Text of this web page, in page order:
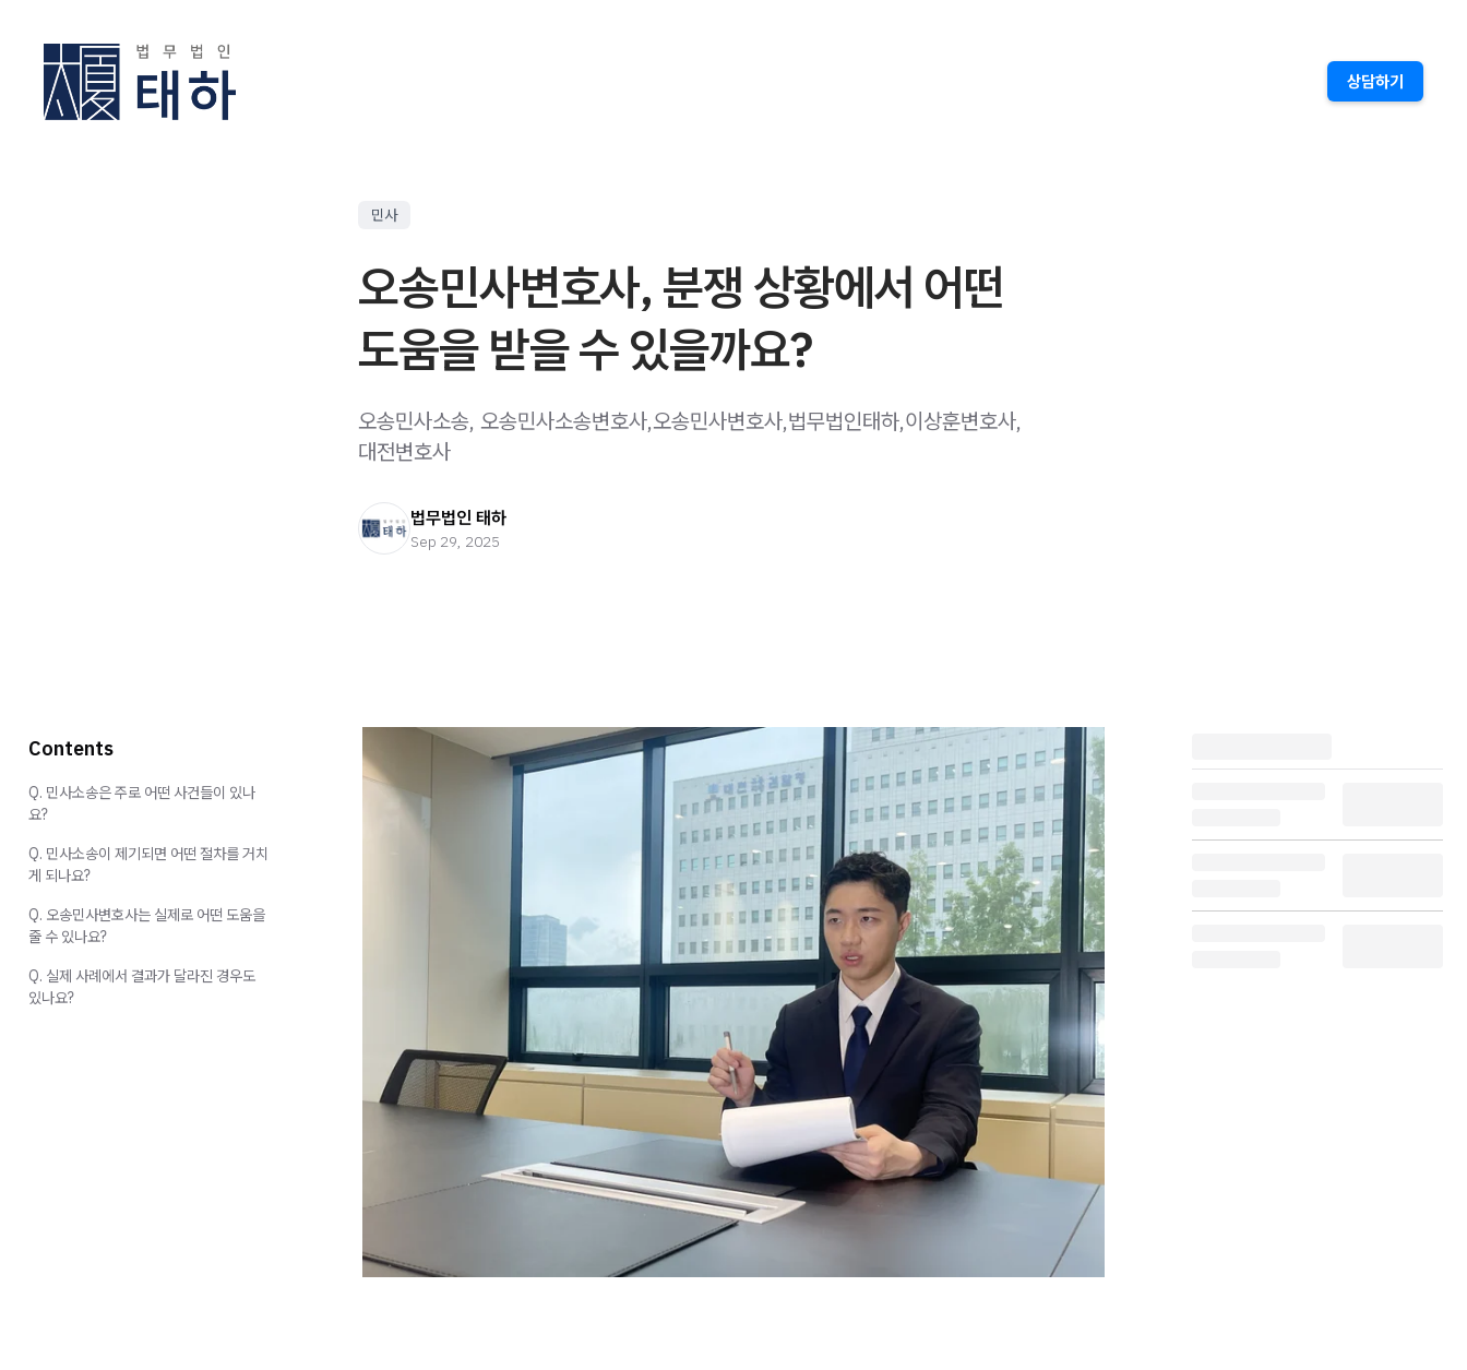
상담하기
민사
오송민사변호사, 분쟁 상황에서 어떤
도움을 받을 수 있을까요?
오송민사소송, 오송민사소송변호사,오송민사변호사,법무법인태하,이상훈변호사,
대전변호사
법무법인 태하
Sep 29, 2025
Contents
Q. 민사소송은 주로 어떤 사건들이 있나
요?
Q. 민사소송이 제기되면 어떤 절차를 거치
게 되나요?
Q. 오송민사변호사는 실제로 어떤 도움을
줄 수 있나요?
Q. 실제 사례에서 결과가 달라진 경우도
있나요?